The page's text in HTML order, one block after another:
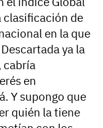
clasificación de
en la que
ya la
cabría
en
Y supongo que
quién la tiene